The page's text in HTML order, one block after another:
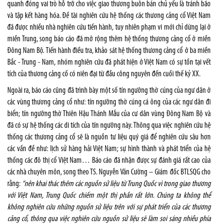
quanh đóng vai trò hỗ trỡ cho việc giao thương buôn bán chủ yếu là tránh bão
và tập kết hàng hóa. Đề tài nghiên cứu hệ thống các thương cảng cổ Việt Nam
đã được nhiều nhà nghiên cứu tiến hành, tuy nhiên phạm vi mới chỉ dừng lại ở
miền Trung, song báo cáo đã mở rộng thêm hệ thống thương cảng cổ ở miền
Đông Nam Bộ. Tiến hành điều tra, khảo sát hệ thống thương cảng cổ ở ba miền
Bắc - Trung - Nam, nhóm nghiên cứu đã phát hiện ở Việt Nam có sự tồn tại vết
tích của thương cảng cố có niên đại từ đầu công nguyên đến cuối thế kỷ XX.
Ngoài ra, báo cáo cũng đã trình bày một số tín ngưỡng thờ cúng của ngư dân ở
các vùng thương cảng cổ như: tín ngưỡng thờ cúng cá ông của các ngư dân đi
biển; tín ngưỡng thờ Thiên Hậu Thánh Mẫu của cư dân vùng Đông Nam Bộ và
đã có sự hệ thống các di tích của tín ngưỡng này. Thông qua việc nghiên cứu hệ
thống các thương cảng cổ sẽ là nguồn tư liệu quý giá để nghiên cứu sâu hơn
các vấn đề như: lịch sử hàng hải Việt Nam; sự hình thành và phát triển của hệ
thống các đô thị cổ Việt Nam… Báo cáo đã nhận được sự đánh giá rất cao của
các nhà chuyên môn, song theo TS. Nguyễn Văn Cường – Giám đốc BTLSQG cho
rằng: “nên khai thác thêm các nguồn sử liệu từ Trung Quốc vì trong giao thương
với Việt Nam, Trung Quốc chiếm một thị phần rất lớn. Chúng ta không thể
không nghiên cứu những nguồn sử liệu trên với sự phát triển của các thương
cảng cổ, thông qua việc nghiên cứu nguồn sử liệu sẽ làm soi sáng nhiều phía